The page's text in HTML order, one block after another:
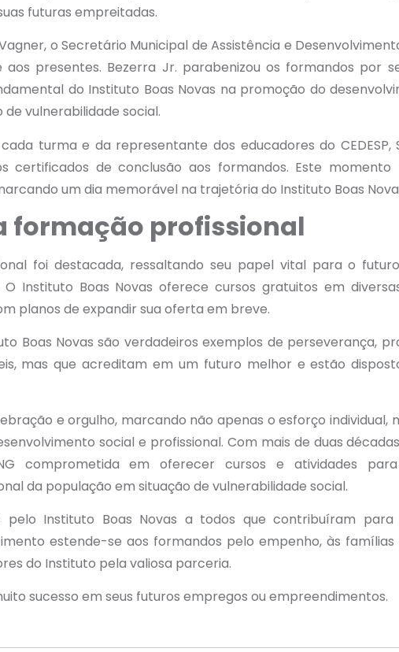
futuras empreitadas.
o Secretário Municipal de Assistência e
aos presentes. Bezerra Jr. parabenizou os formandos por
do Instituto Boas Novas na promoção do
vulnerabilidade social.
turma e da representante dos educadores do CEDESP,
certificados de conclusão aos formandos. Este
um dia memorável na trajetória do Instituto Boas Novas
formação profissional
foi destacada, ressaltando seu papel vital para o
Instituto Boas Novas oferece cursos gratuitos em
planos de expandir sua oferta em breve.
Boas Novas são verdadeiros exemplos de perseverança,
mas que acreditam em um futuro melhor e estão
e orgulho, marcando não apenas o esforço individual,
social e profissional. Com mais de duas
comprometida em oferecer cursos e atividades
da população em situação de vulnerabilidade social.
pelo Instituto Boas Novas a todos que contribuíram para
estende-se aos formandos pelo empenho, às
do Instituto pela valiosa parceria.
sucesso em seus futuros empregos ou empreendimentos.